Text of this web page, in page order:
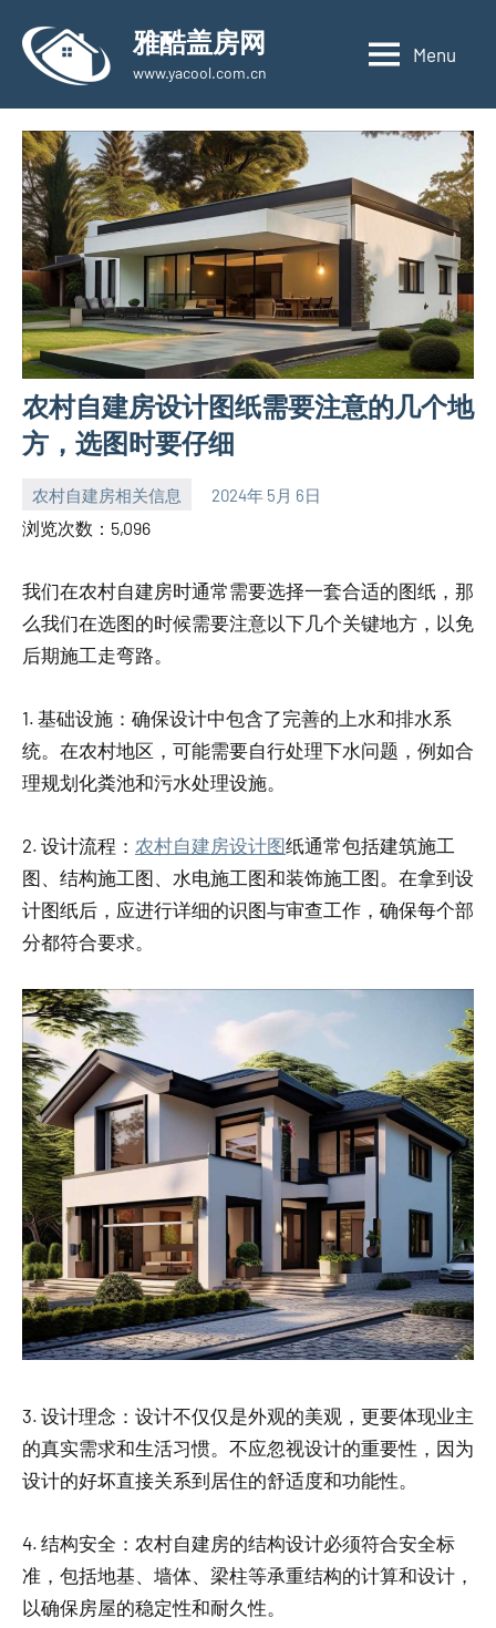
content
雅酷盖房网
www.yacool.com.cn
Menu
农村自建房设计图纸需要注意的几个地
方，选图时要仔细
农村自建房相关信息 2024年 5月 6日
yacool
浏览次数：5,096
我们在农村自建房时通常需要选择一套合适的图纸，那
么我们在选图的时候需要注意以下几个关键地方，以免
后期施工走弯路。
1. 基础设施：确保设计中包含了完善的上水和排水系
统。在农村地区，可能需要自行处理下水问题，例如合
理规划化粪池和污水处理设施。
2. 设计流程： 农村自建房设计图纸通常包括建筑施工
图、结构施工图、水电施工图和装饰施工图。在拿到设
计图纸后，应进行详细的识图与审查工作，确保每个部
分都符合要求。
3. 设计理念：设计不仅仅是外观的美观，更要体现业主
的真实需求和生活习惯。不应忽视设计的重要性，因为
设计的好坏直接关系到居住的舒适度和功能性。
4. 结构安全：农村自建房的结构设计必须符合安全标
准，包括地基、墙体、梁柱等承重结构的计算和设计，
以确保房屋的稳定性和耐久性。